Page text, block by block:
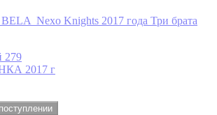
Nexo Knights 2017 года Три брата
279
2017 г